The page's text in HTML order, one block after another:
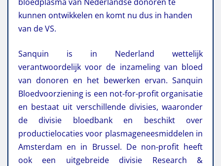
kunnen ontwikkelen en komt nu dus in handen
van de VS.
Sanquin is in Nederland wettelijk
verantwoordelijk voor de inzameling van bloed
van donoren en het bewerken ervan. Sanquin
Bloedvoorziening is een not-for-profit organisatie
en bestaat uit verschillende divisies, waaronder
de divisie bloedbank en beschikt over
productielocaties voor plasmageneesmiddelen in
Amsterdam en in Brussel. De non-profit heeft
ook een uitgebreide divisie Research &